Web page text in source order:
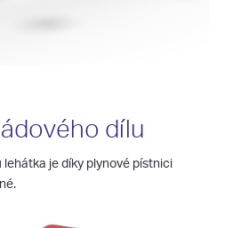
dílu
lehátka je díky plynové pístnici